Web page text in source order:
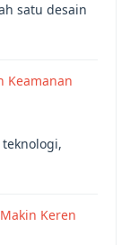
satu desain
Keamanan
Keren